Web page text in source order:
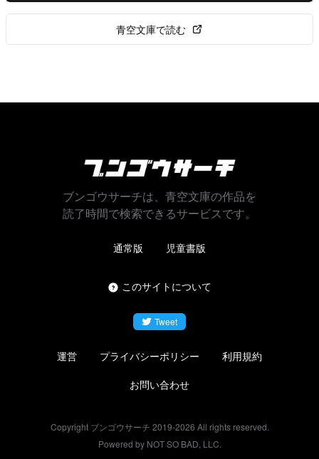
青空文庫で読む
ブンゴウサーチは、青空文庫の作品を
読了時間で検索できるサービスです。
通常版 児童書版
このサイトについて
Tweet
運営 プライバシーポリシー
利用規約
お問い合わせ
Copyright ブンゴウサーチ 2019-2026 All rights reserved.
Powered by NOT SO BAD, LLC.